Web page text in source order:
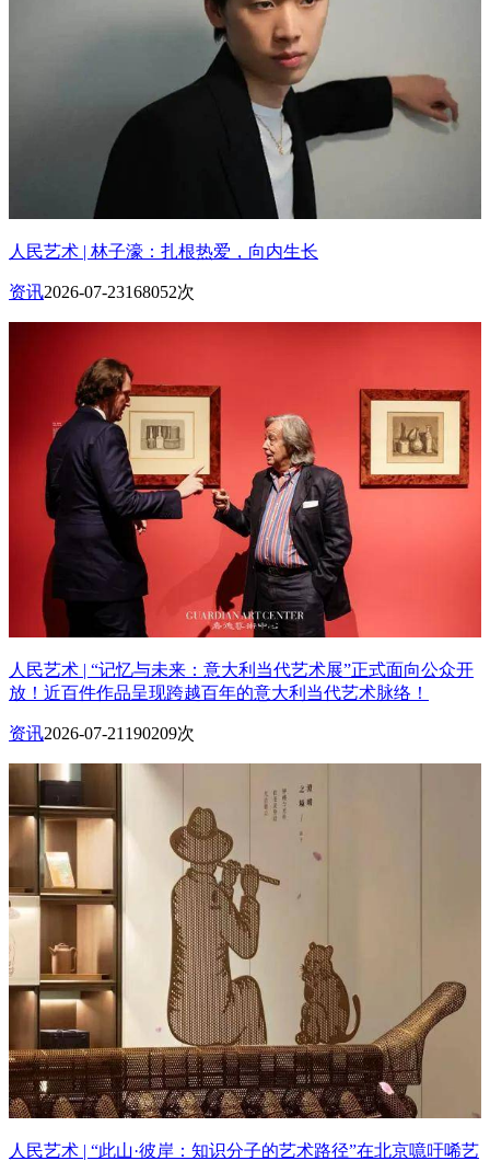
人民艺术 | 林子濠：扎根热爱，向内生长
资讯2026-07-23168052次
人民艺术 | “记忆与未来：意大利当代艺术展”正式面向公众开
放！近百件作品呈现跨越百年的意大利当代艺术脉络！
资讯2026-07-21 190209次
人民艺术 | “此山·彼岸：知识分子的艺术路径”在北京噫吁唏艺